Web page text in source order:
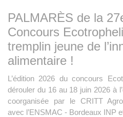
PALMARÈS de la
Concours
tremplin jeune de
alimentaire !
L’édition 2026 du concours
dérouler du 16 au 18 juin 2026 à
coorganisée par le CRITT
avec l’ENSMAC - Bordeaux INP